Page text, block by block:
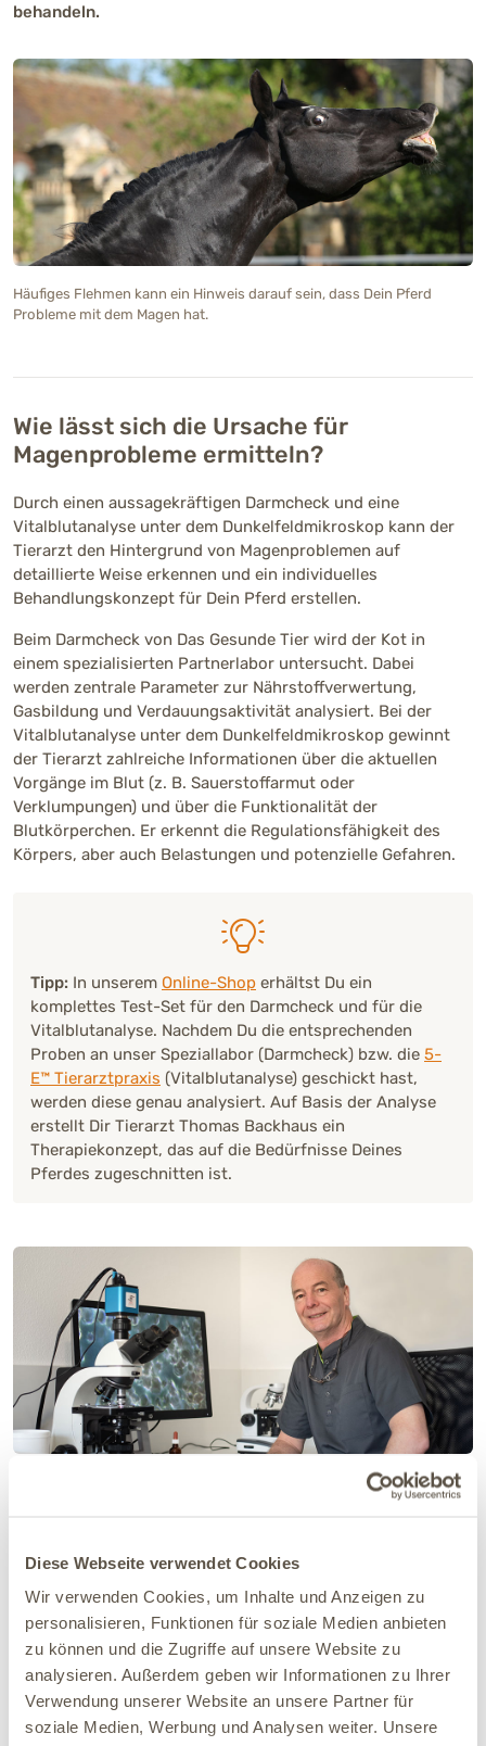
Diese Webseite verwendet Cookies
Wir verwenden Cookies, um Inhalte und Anzeigen zu
personalisieren, Funktionen für soziale Medien anbieten
zu können und die Zugriffe auf unsere Website zu
analysieren. Außerdem geben wir Informationen zu Ihrer
Verwendung unserer Website an unsere Partner für
soziale Medien, Werbung und Analysen weiter. Unsere
behandeln.
Häufiges Flehmen kann ein Hinweis darauf sein, dass Dein Pferd
Probleme mit dem Magen hat.
Wie lässt sich die Ursache für
Magenprobleme ermitteln?
Durch einen aussagekräftigen Darmcheck und eine
Vitalblutanalyse unter dem Dunkelfeldmikroskop kann der
Tierarzt den Hintergrund von Magenproblemen auf
detaillierte Weise erkennen und ein individuelles
Behandlungskonzept für Dein Pferd erstellen.
Beim Darmcheck von Das Gesunde Tier wird der Kot in
einem spezialisierten Partnerlabor untersucht. Dabei
werden zentrale Parameter zur Nährstoffverwertung,
Gasbildung und Verdauungsaktivität analysiert. Bei der
Vitalblutanalyse unter dem Dunkelfeldmikroskop gewinnt
der Tierarzt zahlreiche Informationen über die aktuellen
Vorgänge im Blut (z. B. Sauerstoffarmut oder
Verklumpungen) und über die Funktionalität der
Blutkörperchen. Er erkennt die Regulationsfähigkeit des
Körpers, aber auch Belastungen und potenzielle Gefahren.
Tipp: In unserem Online-Shop erhältst Du ein
komplettes Test-Set für den Darmcheck und für die
Vitalblutanalyse. Nachdem Du die entsprechenden
Proben an unser Speziallabor (Darmcheck) bzw. die 5-
E™ Tierarztpraxis (Vitalblutanalyse) geschickt hast,
werden diese genau analysiert. Auf Basis der Analyse
erstellt Dir Tierarzt Thomas Backhaus ein
Therapiekonzept, das auf die Bedürfnisse Deines
Pferdes zugeschnitten ist.
Mithilfe der Vitalblutanalyse unter dem Dunkelfeldmikroskop
untersucht Tierarzt Thomas Backhaus die systematischen
Wie kann man Magenerkrankungen
beim Pferd behandeln?
Je nachdem, wodurch die Beschwerden ausgelöst werden,
wird der Tierarzt spezielle Medikamente empfehlen, zum